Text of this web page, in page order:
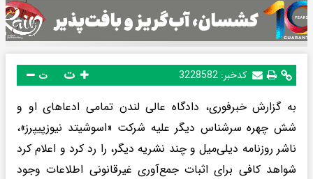
کدخبر: 3228582 ت
به گزارش خبرفوری، دادگاه عالی لندن تمامی ادعاهای او و
شش چهره سرشناس دیگر علیه شرکت «اسوشیتد نیوزپیپرز»،
ناشر روزنامه دیلی‌میل و چند نشریه دیگر، را رد کرد و اعلام کرد
شواهد کافی برای اثبات جمع‌آوری غیرقانونی اطلاعات وجود